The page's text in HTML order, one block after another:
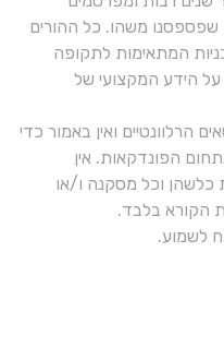
שפספסנו משהו. כל ההורים
המתאימות לתקופה
על הידע המקצועי של
הרלוונטיים ואין באמור כדי
הפונדקאות. אין
וכל מסקנה ו/או
הקורא בלבד.
לשמוע.